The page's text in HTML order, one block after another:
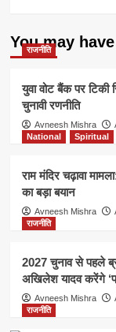
You may
राजनीति
युवा वोट बैंक पर
चुनावी रणनीति
Avneesh Mishra
National
Spiritual
राम मंदिर चढ़ावा
का बड़ा बयान
Avneesh Mishra
राजनीति
2027 चुनाव से पहले
अखिलेश यादव करेंगे
Avneesh Mishra
राजनीति